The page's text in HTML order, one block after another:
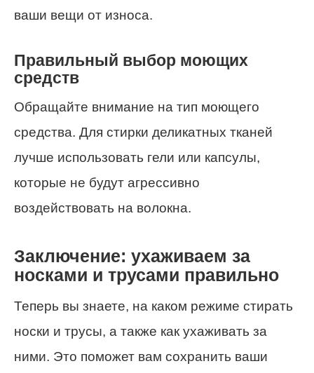
ваши вещи от износа.
Правильный выбор моющих
средств
Обращайте внимание на тип моющего
средства. Для стирки деликатных тканей
лучше использовать гели или капсулы,
которые не будут агрессивно
воздействовать на волокна.
Заключение: ухаживаем за
носками и трусами правильно
Теперь вы знаете, на каком режиме стирать
носки и трусы, а также как ухаживать за
ними. Это поможет вам сохранить ваши